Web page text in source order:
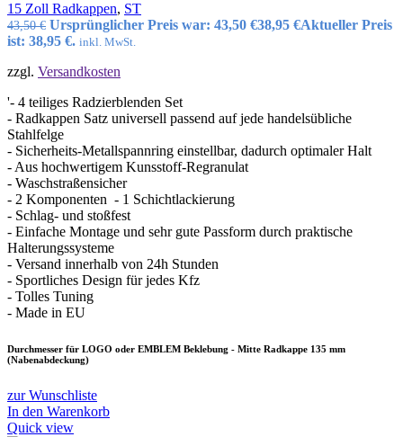
15 Zoll Radkappen, ST
43,50€ Ursprünglicher Preis war: 43,50 €38,95 €Aktueller Preis
ist: 38,95 €. inkl. MwSt.
zzgl. Versandkosten
'- 4 teiliges Radzierblenden Set
- Radkappen Satz universell passend auf jede handelsübliche
Stahlfelge
- Sicherheits-Metallspannring einstellbar, dadurch optimaler Halt
- Aus hochwertigem Kunsstoff-Regranulat
- Waschstraßensicher
- 2 Komponenten - 1 Schichtlackierung
- Schlag- und stoßfest
- Einfache Montage und sehr gute Passform durch praktische
Halterungssysteme
- Versand innerhalb von 24h Stunden
- Sportliches Design für jedes Kfz
- Tolles Tuning
- Made in EU
Durchmesser für LOGO oder EMBLEM Beklebung - Mitte Radkappe 135 mm
(Nabenabdeckung)
zur Wunschliste
In den Warenkorb
Quick view